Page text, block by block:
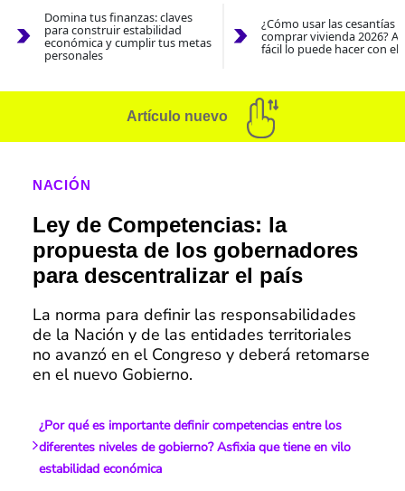
Domina tus finanzas: claves
para construir estabilidad
económica y cumplir tus metas
personales
¿Cómo usar las cesantías
comprar vivienda 2026?
fácil lo puede hacer con el
Artículo nuevo
NACIÓN
Ley de Competencias: la
propuesta de los gobernadores
para descentralizar el país
La norma para definir las responsabilidades
de la Nación y de las entidades territoriales
no avanzó en el Congreso y deberá retomarse
en el nuevo Gobierno.
¿Por qué es importante definir competencias entre los
diferentes niveles de gobierno? Asfixia que tiene en vilo
estabilidad económica